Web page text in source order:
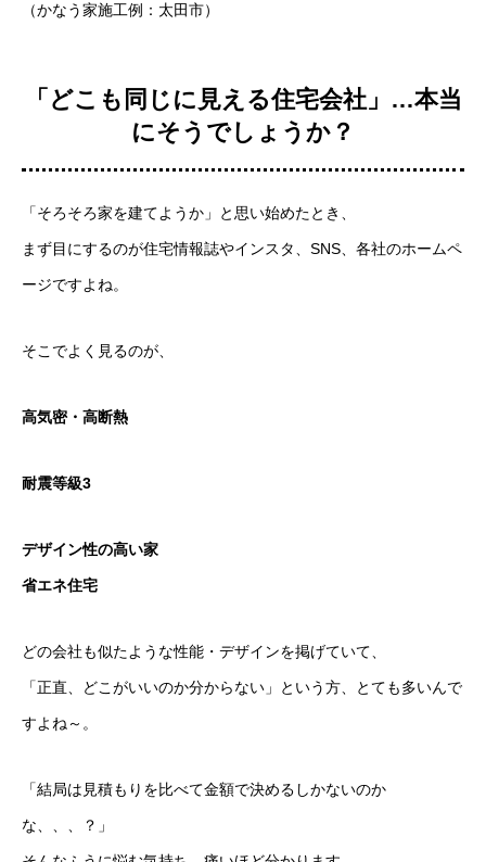
（かなう家施工例：太田市）
「どこも同じに見える住宅会社」…本当
にそうでしょうか？
「そろそろ家を建てようか」と思い始めたとき、
まず目にするのが住宅情報誌やインスタ、SNS、各社のホームペ
ージですよね。
そこでよく見るのが、
高気密・高断熱
耐震等級3
デザイン性の高い家
省エネ住宅
どの会社も似たような性能・デザインを掲げていて、
「正直、どこがいいのか分からない」という方、とても多いんで
すよね～。
「結局は見積もりを比べて金額で決めるしかないのか
な、、、？」